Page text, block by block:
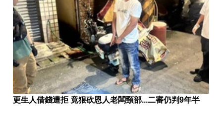
更生人借錢遭拒 竟狠砍恩人老闆頸部...二審仍判9年半